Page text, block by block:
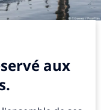
mutualisation vise
des compétitions